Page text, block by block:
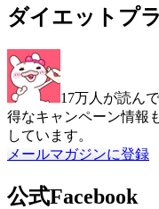
ダイエットプ
17万人が読ん
得なキャンペーン情報
しています。
メールマガジンに登録
公式Facebook